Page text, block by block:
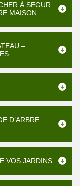
À SEGUR
MAISON
–
D’ARBRE
VOS JARDINS